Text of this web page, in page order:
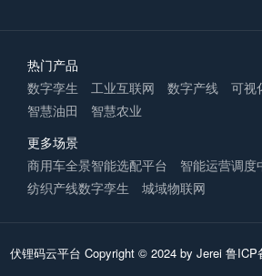
热门产品
数字孪生
工业互联网 数字产线 可视
智慧油田
智慧农业
更多场景
商用车全景智能选配平台
智能运营调度
纺织产线数字孪生
城域物联网
伏锂码云平台 Copyright © 2024 by Jerei 鲁ICP